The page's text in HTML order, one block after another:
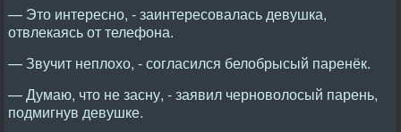
— Это интересно, - заинтересовалась девушка,
отвлекаясь от телефона.
— Звучит неплохо, - согласился белобрысый паренёк.
— Думаю, что не засну, - заявил черноволосый парень,
подмигнув девушке.